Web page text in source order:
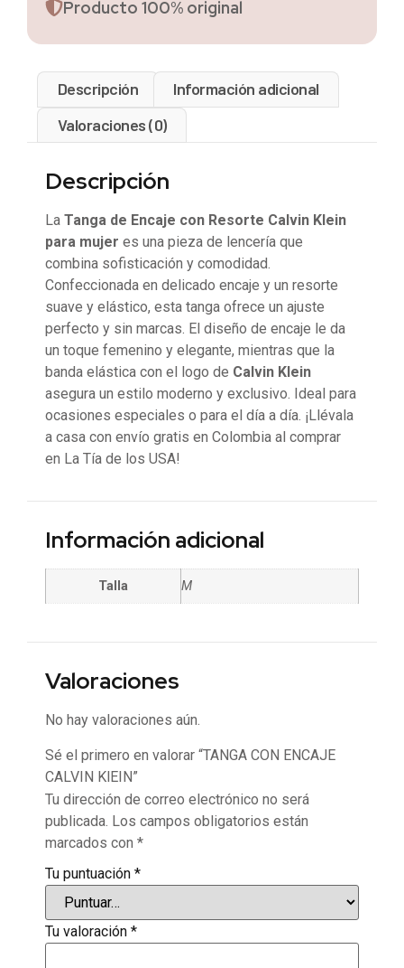
Producto 100% original
Descripción
Información adicional
Valoraciones (0)
Descripción
La Tanga de Encaje con Resorte Calvin Klein
para mujer es una pieza de lencería que
combina sofisticación y comodidad.
Confeccionada en delicado encaje y un resorte
suave y elástico, esta tanga ofrece un ajuste
perfecto y sin marcas. El diseño de encaje le da
un toque femenino y elegante, mientras que la
banda elástica con el logo de Calvin Klein
asegura un estilo moderno y exclusivo. Ideal para
ocasiones especiales o para el día a día. ¡Llévala
a casa con envío gratis en Colombia al comprar
en La Tía de los USA!
Información adicional
Talla M
Valoraciones
No hay valoraciones aún.
Sé el primero en valorar “TANGA CON ENCAJE
CALVIN KlEIN”
Tu dirección de correo electrónico no será
publicada. Los campos obligatorios están
marcados con *
Tu puntuación *
Tu valoración *